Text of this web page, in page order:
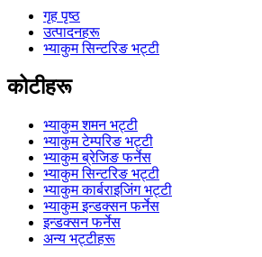
गृह पृष्ठ
उत्पादनहरू
भ्याकुम सिन्टरिङ भट्टी
कोटीहरू
भ्याकुम शमन भट्टी
भ्याकुम टेम्परिङ भट्टी
भ्याकुम ब्रेजिङ फर्नेस
भ्याकुम सिन्टरिङ भट्टी
भ्याकुम कार्बराइजिंग भट्टी
भ्याकुम इन्डक्सन फर्नेस
इन्डक्सन फर्नेस
अन्य भट्टीहरू